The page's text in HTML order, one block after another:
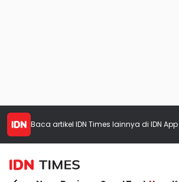
Baca artikel IDN Times lainnya di IDN App